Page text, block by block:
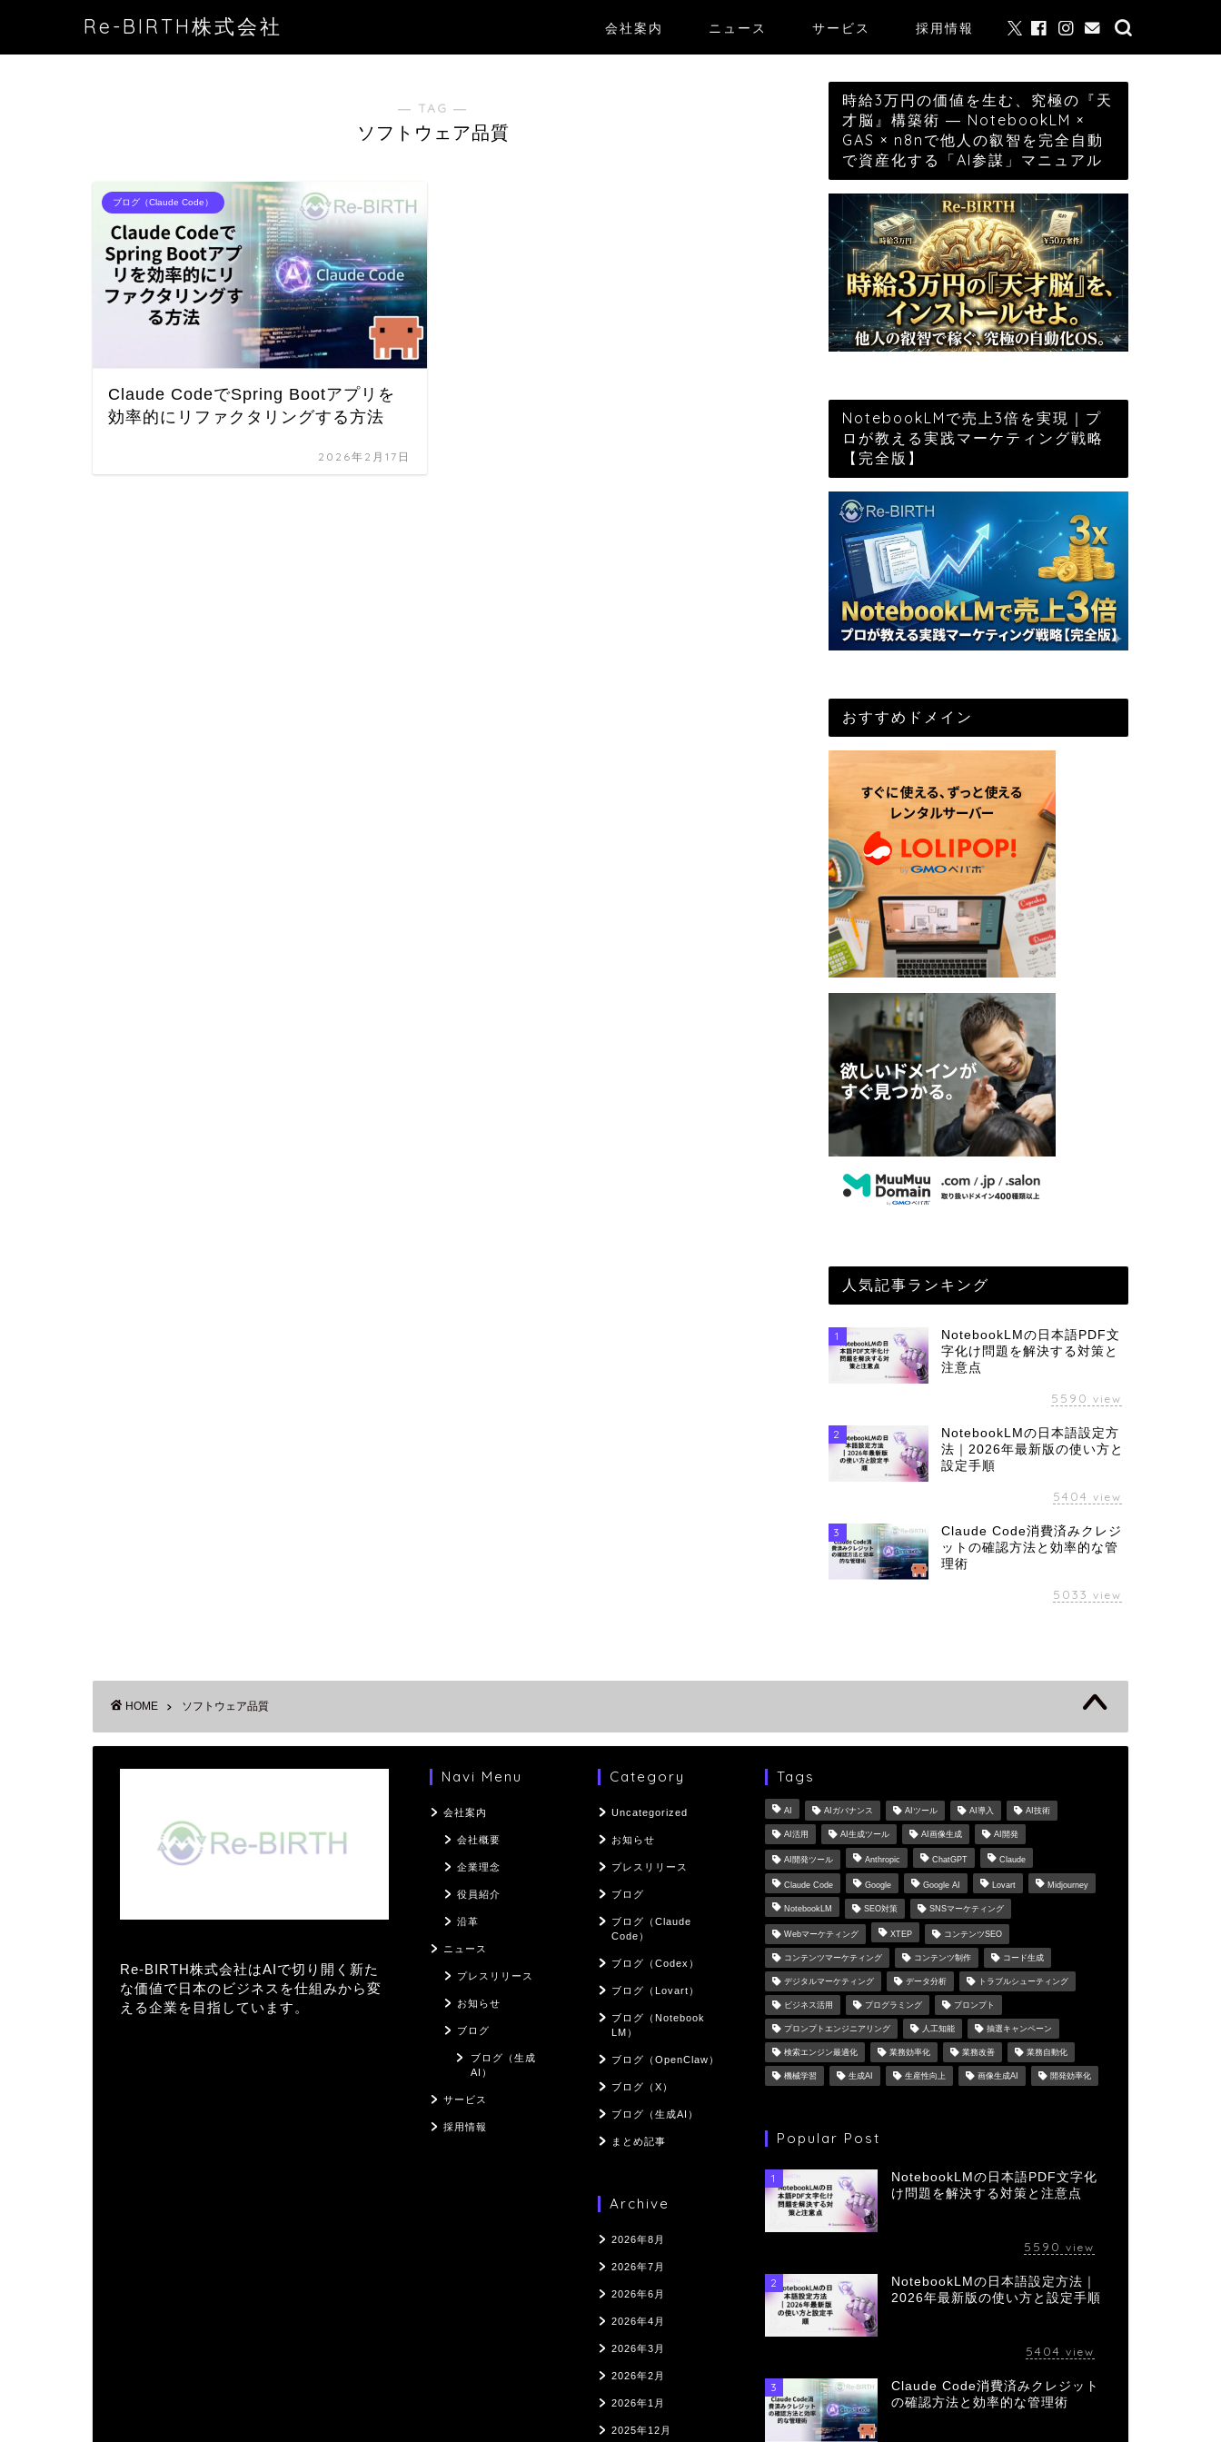
Re-BIRTH株式会社 会社案内 ニュース サービス 採用情報
― TAG ―
ソフトウェア品質
ブログ（Claude Code）
Claude CodeでSpring Bootアプリを
効率的にリファクタリングする方法
2026年2月17日
時給3万円の価値を生む、究極の『天
才脳』構築術 ― NotebookLM ×
GAS × n8nで他人の叡智を完全自動
で資産化する「AI参謀」マニュアル
NotebookLMで売上3倍を実現｜プ
ロが教える実践マーケティング戦略
【完全版】
おすすめドメイン
人気記事ランキング
1
NotebookLMの日本語PDF文
字化け問題を解決する対策と
注意点
5590 view
2
NotebookLMの日本語設定方
法｜2026年最新版の使い方と
設定手順
5404 view
3
Claude Code消費済みクレジ
ットの確認方法と効率的な管
理術
5033 view
HOME ソフトウェア品質
Re-BIRTH株式会社はAIで切り開く新た
な価値で日本のビジネスを仕組みから変
える企業を目指しています。
Navi Menu
会社案内
会社概要
企業理念
役員紹介
沿革
ニュース
プレスリリース
お知らせ
ブログ
ブログ（生成
AI）
サービス
採用情報
Category
Uncategorized
お知らせ
プレスリリース
ブログ
ブログ（Claude
Code）
ブログ（Codex）
ブログ（Lovart）
ブログ（Notebook
LM）
ブログ（OpenClaw）
ブログ（X）
ブログ（生成AI）
まとめ記事
Archive
2026年8月
2026年7月
2026年6月
2026年4月
2026年3月
2026年2月
2026年1月
2025年12月
Tags
AI AIガバナンス AIツール AI導入 AI技術
AI活用 AI生成ツール AI画像生成 AI開発
AI開発ツール Anthropic ChatGPT Claude
Claude Code Google Google AI Lovart Midjourney
NotebookLM SEO対策 SNSマーケティング
Webマーケティング XTEP コンテンツSEO
コンテンツマーケティング コンテンツ制作 コード生成
デジタルマーケティング データ分析 トラブルシューティング
ビジネス活用 プログラミング プロンプト
プロンプトエンジニアリング 人工知能 抽選キャンペーン
検索エンジン最適化 業務効率化 業務改善 業務自動化
機械学習 生成AI 生産性向上 画像生成AI 開発効率化
Popular Post
1
NotebookLMの日本語PDF文字化
け問題を解決する対策と注意点
5590 view
2
NotebookLMの日本語設定方法｜
2026年最新版の使い方と設定手順
5404 view
3
Claude Code消費済みクレジット
の確認方法と効率的な管理術